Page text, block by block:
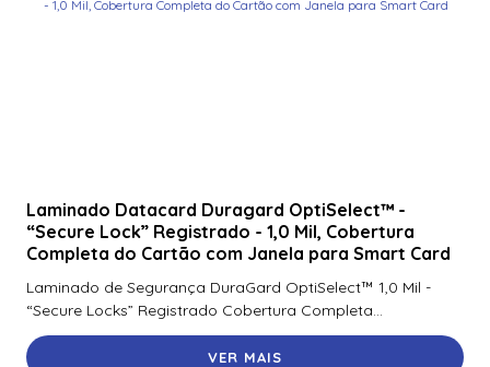
Laminado Datacard Duragard OptiSelect™ -
“Secure Lock” Registrado - 1,0 Mil, Cobertura
Completa do Cartão com Janela para Smart Card
Laminado de Segurança DuraGard OptiSelect™ 1,0 Mil -
“Secure Locks” Registrado Cobertura Completa...
VER MAIS